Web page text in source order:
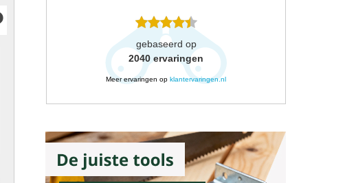
gebaseerd op
2040 ervaringen
Meer ervaringen op klantervaringen.nl